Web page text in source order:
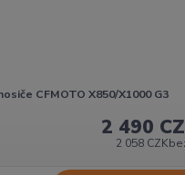
CFMOTO X850/X1000 G3
2 490
2 058 CZK